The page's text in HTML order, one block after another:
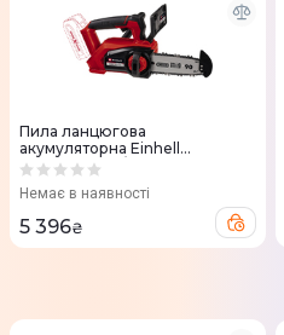
Пила ланцюгова
акумуляторна Einhell
FORTEXXA 18/20 TH 18В шина
Немає в наявності
5 396₴